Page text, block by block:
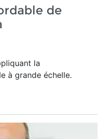
de
la
à grande échelle.